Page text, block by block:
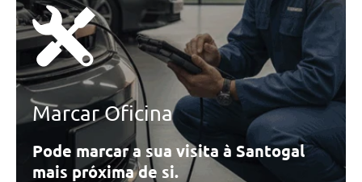
Marcar Oficina
Pode marcar a sua visita à Santogal
mais próxima de si.